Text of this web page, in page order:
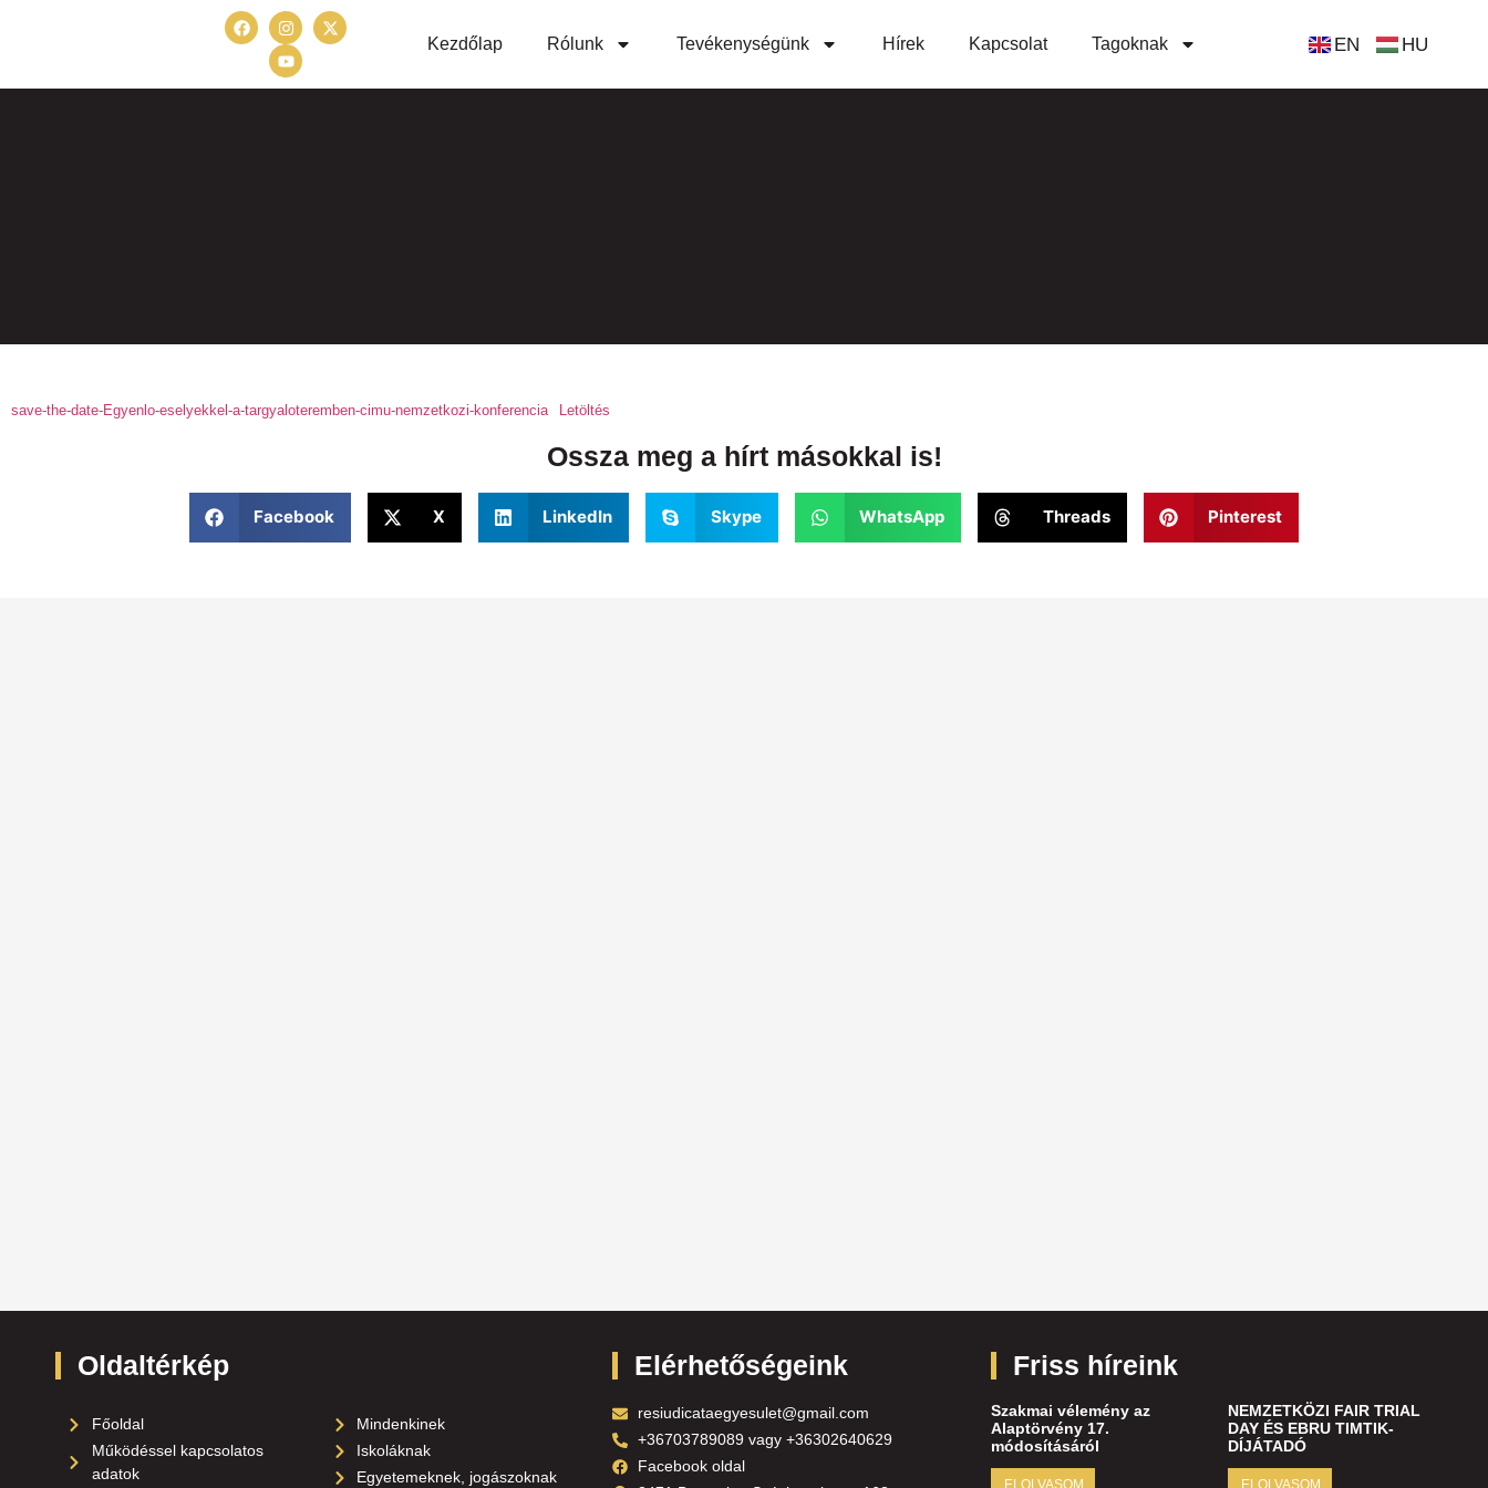
Kezdőlap Rólunk Tevékenységünk Hírek Kapcsolat Tagoknak EN HU
save-the-date-Egyenlo-eselyekkel-a-targyaloteremben-cimu-nemzetkozi-konferencia Letöltés
Ossza meg a hírt másokkal is!
Facebook X LinkedIn Skype WhatsApp Threads Pinterest
Oldaltérkép
Főoldal
Működéssel kapcsolatos
adatok
Mindenkinek
Iskoláknak
Egyetemeknek, jogászoknak
Elérhetőségeink
resiudicataegyesulet@gmail.com
+36703789089 vagy +36302640629
Facebook oldal
Friss híreink
Szakmai vélemény az
Alaptörvény 17.
módosításáról
ELOLVASOM
NEMZETKÖZI FAIR TRIAL
DAY ÉS EBRU TIMTIK-
DÍJÁTADÓ
ELOLVASOM